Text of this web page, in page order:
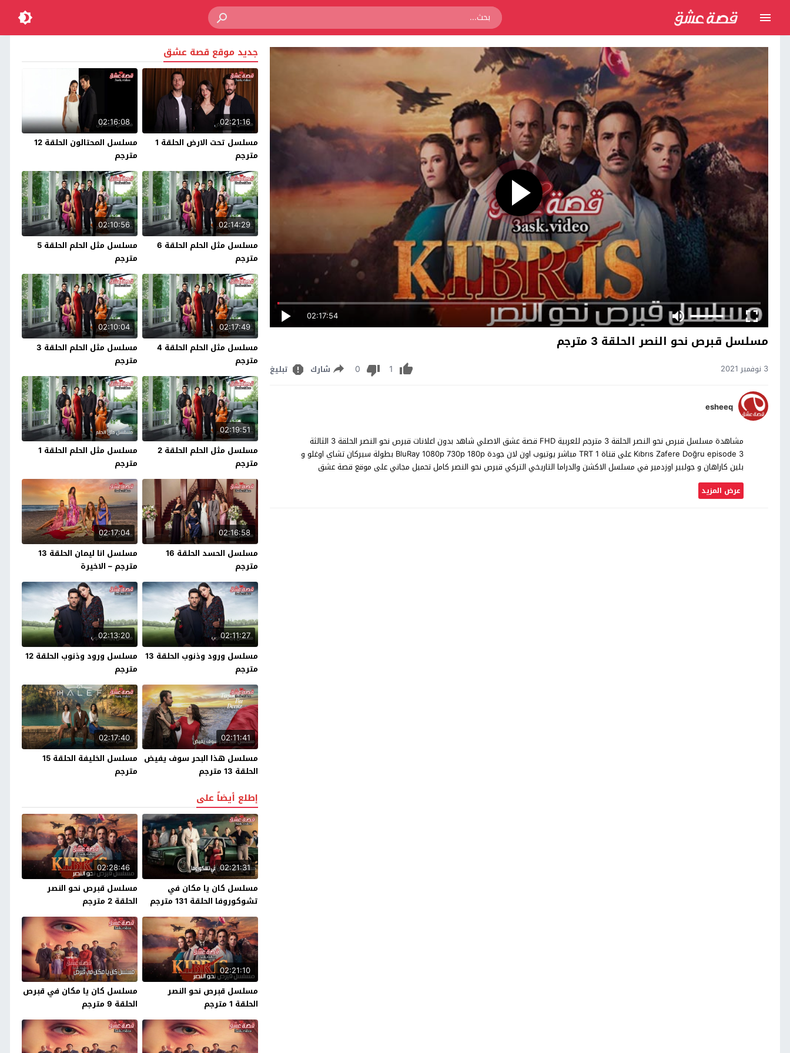
02:17:54
مسلسل قبرص نحو النصر الحلقة 3 مترجم
3 نوفمبر 2021 1
0 شارك تبليغ
esheeq
مشاهدة مسلسل قبرص نحو النصر الحلقة 3 مترجم للعربية FHD قصة عشق الاصلي شاهد بدون اعلانات قبرص نحو النصر الحلقة 3 الثالثة
Kıbrıs Zafere Doğru episode 3 على قناة TRT 1 مباشر يوتيوب اون لان جودة BluRay 1080p 730p 180p بطولة سيركان تشاي اوغلو و
بلين كاراهان و جولبير اوزدمير في مسلسل الاكشن والدراما التاريخي التركي قبرص نحو النصر كامل تحميل مجاني على موقع قصة عشق
عرض المزيد
جديد موقع قصة عشق
02:21:16
مسلسل تحت الارض الحلقة 1
مترجم
02:16:08
مسلسل المحتالون الحلقة 12
مترجم
02:14:29
مسلسل مثل الحلم الحلقة 6
مترجم
02:10:56
مسلسل مثل الحلم الحلقة 5
مترجم
02:17:49
مسلسل مثل الحلم الحلقة 4
مترجم
02:10:04
مسلسل مثل الحلم الحلقة 3
مترجم
02:19:51
مسلسل مثل الحلم الحلقة 2
مترجم
مسلسل مثل الحلم الحلقة 1
مترجم
02:16:58
مسلسل الحسد الحلقة 16
مترجم
02:17:04
مسلسل انا ليمان الحلقة 13
مترجم – الاخيرة
02:11:27
مسلسل ورود وذنوب الحلقة 13
مترجم
02:13:20
مسلسل ورود وذنوب الحلقة 12
مترجم
02:11:41
مسلسل هذا البحر سوف يفيض
الحلقة 13 مترجم
02:17:40
مسلسل الخليفة الحلقة 15
مترجم
إطلع أيضاً على
02:21:31
مسلسل كان يا مكان في
تشوكوروفا الحلقة 131 مترجم
02:28:46
مسلسل قبرص نحو النصر
الحلقة 2 مترجم
02:21:10
مسلسل قبرص نحو النصر
الحلقة 1 مترجم
مسلسل كان يا مكان في قبرص
الحلقة 9 مترجم